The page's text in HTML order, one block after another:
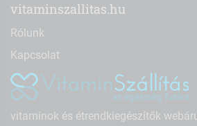
vitaminszallitas.hu
Rólunk
Kapcsolat
vitaminok és étrendkiegészítők